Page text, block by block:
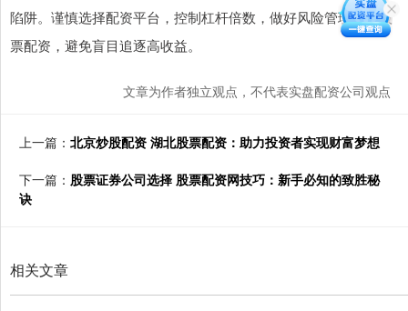
陷阱。谨慎选择配资平台，控制杠杆倍数，做好风险管理金华股
票配资，避免盲目追逐高收益。
文章为作者独立观点，不代表实盘配资公司观点
上一篇： 北京炒股配资 湖北股票配资：助力投资者实现财富梦想
下一篇： 股票证券公司选择 股票配资网技巧：新手必知的致胜秘
诀
相关文章